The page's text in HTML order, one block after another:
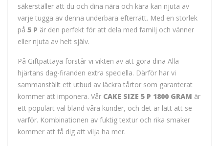
säkerställer att du och dina nära och kära kan njuta av
varje tugga av denna underbara efterrätt. Med en storlek
på 5 P är den perfekt för att dela med familj och vänner
eller njuta av helt själv.
På Giftpattaya förstår vi vikten av att göra dina Alla
hjärtans dag-firanden extra speciella. Därför har vi
sammanställt ett utbud av läckra tårtor som garanterat
kommer att imponera. Vår CAKE SIZE 5 P 1800 GRAM är
ett populärt val bland våra kunder, och det är lätt att se
varför. Kombinationen av fuktig textur och rika smaker
kommer att få dig att vilja ha mer.